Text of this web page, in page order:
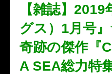
【雑誌】
グス）1月号
奇跡の傑作『
A SEA総力特